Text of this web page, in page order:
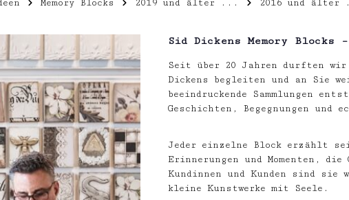
Memory Blocks 2019 und älter ... 2016 und älter
Sid Dickens Memory Blocks
Seit über 20 Jahren durften wir
Dickens begleiten und an Sie
beeindruckende Sammlungen
Geschichten, Begegnungen und
Jeder einzelne Block erzählt
Erinnerungen und Momenten,
Kundinnen und Kunden sind
kleine Kunstwerke mit Seele.